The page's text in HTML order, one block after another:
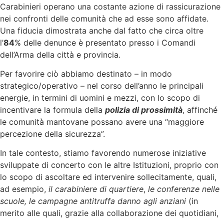
Carabinieri operano una costante azione di rassicurazione
nei confronti delle comunità che ad esse sono affidate.
Una fiducia dimostrata anche dal fatto che circa oltre
l’84% delle denunce è presentato presso i Comandi
dell’Arma della città e provincia.
Per favorire ciò abbiamo destinato – in modo
strategico/operativo – nel corso dell’anno le principali
energie, in termini di uomini e mezzi, con lo scopo di
incentivare la formula della polizia di prossimità, affinché
le comunità mantovane possano avere una “maggiore
percezione della sicurezza”.
In tale contesto, stiamo favorendo numerose iniziative
sviluppate di concerto con le altre Istituzioni, proprio con
lo scopo di ascoltare ed intervenire sollecitamente, quali,
ad esempio, il carabiniere di quartiere, le conferenze nelle
scuole, le campagne antitruffa danno agli anziani (in
merito alle quali, grazie alla collaborazione dei quotidiani,